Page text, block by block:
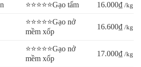
cách nấu rất quan trọng.
thông thường, để giữ cho gạo được
chúng ta cần giữ chúng ở những nơi
⭐⭐⭐⭐⭐Gạo tấm 16.000₫ /kg
⭐⭐⭐⭐⭐Gạo nở
mềm xốp
16.600₫ /kg
⭐⭐⭐⭐⭐Gạo nở
mềm xốp
17.000₫ /kg